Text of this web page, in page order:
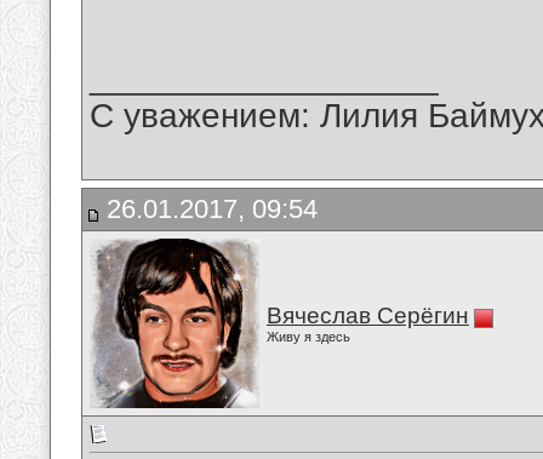
С уважением: Лилия
26.01.2017, 09:54
Вячеслав Серёгин
Живу я здесь